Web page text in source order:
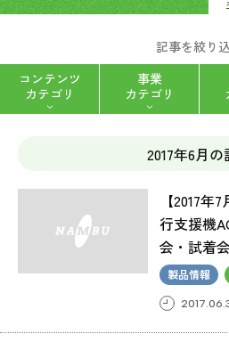
記事を絞り
2017年6月
【2017
行支援機
会・試着
製品情報
コンテンツ
カテゴリ
ACSIVE(アクシ
ボンベ楽(ラック
事業
カテゴリ
福祉用具レンタル
ハートフルデイナ